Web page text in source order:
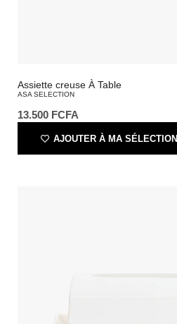
Assiette creuse À Table
ASA SELECTION
13.500 FCFA
AJOUTER À MA SÉLECTION